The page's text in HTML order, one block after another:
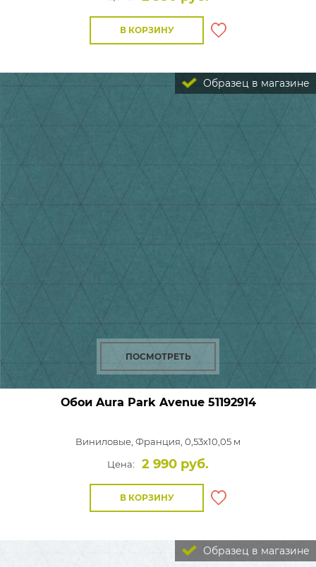
В КОРЗИНУ
Образец в магазине
ПОСМОТРЕТЬ
Обои Aura Park Avenue51192914
Виниловые, Франция, 0,53x10,05 м
Цена:
2 990 руб.
В КОРЗИНУ
Образец в магазине